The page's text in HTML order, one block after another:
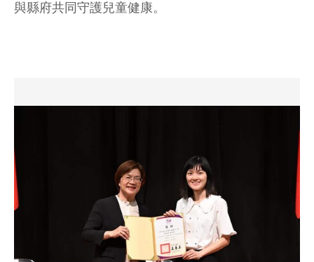
與縣府共同守護兒童健康。